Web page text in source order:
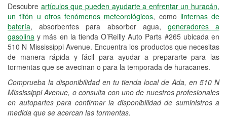
Descubre artículos que pueden ayudarte a enfrentar un huracán,
un tifón u otros fenómenos meteorológicos, como linternas de
batería, absorbentes para absorber agua, generadores a
gasolina y más en la tienda O’Reilly Auto Parts #265 ubicada en
510 N Mississippi Avenue. Encuentra los productos que necesitas
de manera rápida y fácil para ayudar a prepararte para las
tormentas que se avecinan o para la temporada de huracanes.
Comprueba la disponibilidad en tu tienda local de Ada, en 510 N
Mississippi Avenue, o consulta con uno de nuestros profesionales
en autopartes para confirmar la disponibilidad de suministros a
medida que se acercan las tormentas.
Tornado Supplies
Conoce más